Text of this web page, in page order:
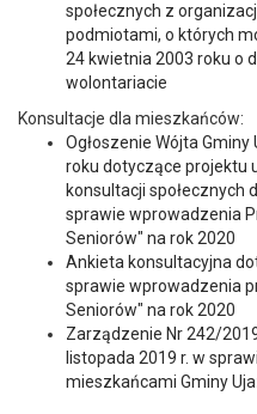
społecznych z
podmiotami, o których
24 kwietnia 2003 roku o
wolontariacie
Konsultacje dla mieszkańców:
Ogłoszenie Wójta
roku dotyczące projektu
konsultacji społecznych
sprawie wprowadzenia
Seniorów" na rok 2020
Ankieta konsultacyjna
sprawie wprowadzenia
Seniorów" na rok 2020
Zarządzenie Nr 242/
listopada 2019 r. w
mieszkańcami Gminy